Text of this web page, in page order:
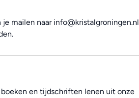
mailen naar info@kristalgroningen.nl
en tijdschriften lenen uit onze